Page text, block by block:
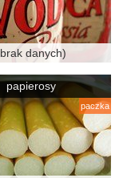
danych)
papierosy
paczka